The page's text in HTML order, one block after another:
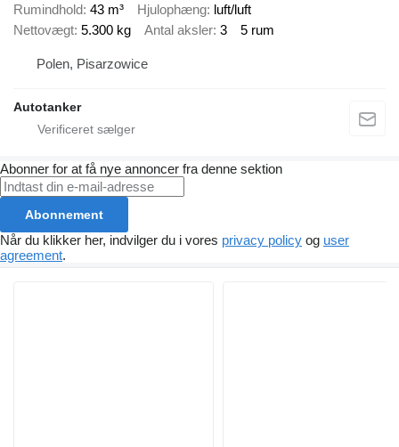
Rumindhold 43 m³ Hjulophæng luft/luft
Nettovægt 5.300 kg Antal aksler 3 5 rum
Polen, Pisarzowice
Autotanker
Abonner for at få nye annoncer fra denne sektion
Abonnement
Når du klikker her, indvilger du i vores privacy policy og user
agreement.